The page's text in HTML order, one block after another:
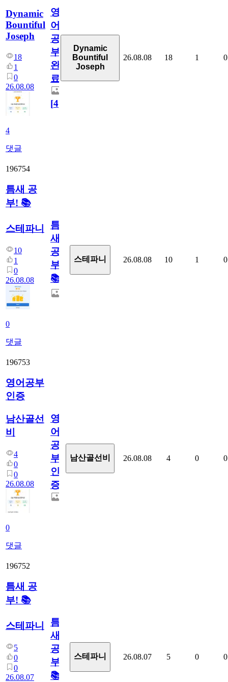
Dynamic
Bountiful
Joseph
18
1
0
26.08.08
4
댓글
영
어
공
부
완
료
[4]
Dynamic
Bountiful
Joseph
26.08.08 18 1 0
196754
틈새 공
부! 📚
스테파니
10
1
0
26.08.08
0
댓글
틈
새
공
부!
📚
스테파니 26.08.08 10 1 0
196753
영어공부
인증
남산골선
비
4
0
0
26.08.08
0
댓글
영
어
공
부
인
증
남산골선비 26.08.08 4 0 0
196752
틈새 공
부! 📚
스테파니
5
0
0
26.08.07
틈
새
공
부!
📚
스테파니 26.08.07 5 0 0